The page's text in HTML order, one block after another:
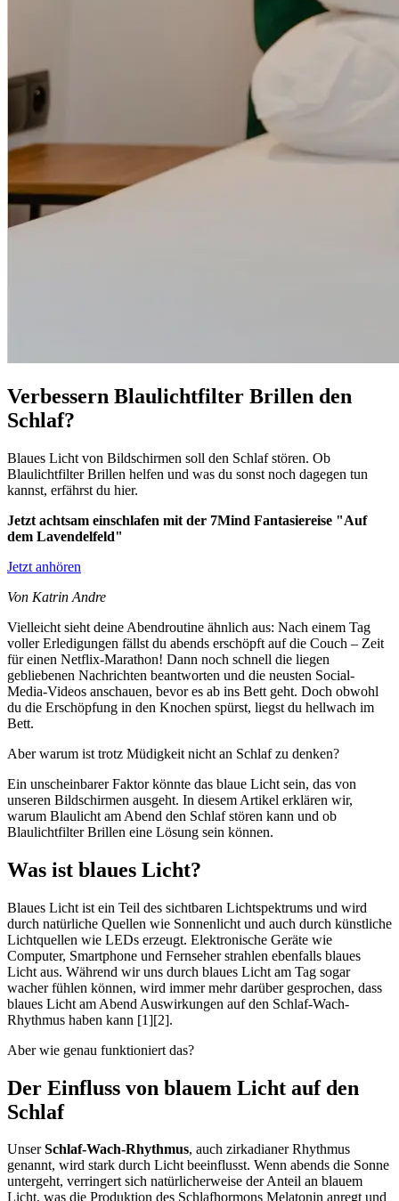
Verbessern Blaulichtfilter Brillen den
Schlaf?
Blaues Licht von Bildschirmen soll den Schlaf stören. Ob
Blaulichtfilter Brillen helfen und was du sonst noch dagegen tun
kannst, erfährst du hier.
Jetzt achtsam einschlafen mit der 7Mind Fantasiereise "Auf
dem Lavendelfeld"
Jetzt anhören
Von Katrin Andre
Vielleicht sieht deine Abendroutine ähnlich aus: Nach einem Tag
voller Erledigungen fällst du abends erschöpft auf die Couch – Zeit
für einen Netflix-Marathon! Dann noch schnell die liegen
gebliebenen Nachrichten beantworten und die neusten Social-
Media-Videos anschauen, bevor es ab ins Bett geht. Doch obwohl
du die Erschöpfung in den Knochen spürst, liegst du hellwach im
Bett.
Aber warum ist trotz Müdigkeit nicht an Schlaf zu denken?
Ein unscheinbarer Faktor könnte das blaue Licht sein, das von
unseren Bildschirmen ausgeht. In diesem Artikel erklären wir,
warum Blaulicht am Abend den Schlaf stören kann und ob
Blaulichtfilter Brillen eine Lösung sein können.
Was ist blaues Licht?
Blaues Licht ist ein Teil des sichtbaren Lichtspektrums und wird
durch natürliche Quellen wie Sonnenlicht und auch durch künstliche
Lichtquellen wie LEDs erzeugt. Elektronische Geräte wie
Computer, Smartphone und Fernseher strahlen ebenfalls blaues
Licht aus. Während wir uns durch blaues Licht am Tag sogar
wacher fühlen können, wird immer mehr darüber gesprochen, dass
blaues Licht am Abend Auswirkungen auf den Schlaf-Wach-
Rhythmus haben kann [1][2].
Aber wie genau funktioniert das?
Der Einfluss von blauem Licht auf den
Schlaf
UnserSchlaf-Wach-Rhythmus, auch zirkadianer Rhythmus
genannt, wird stark durch Licht beeinflusst. Wenn abends die Sonne
untergeht, verringert sich natürlicherweise der Anteil an blauem
Licht, was die Produktion des Schlafhormons Melatonin anregt und